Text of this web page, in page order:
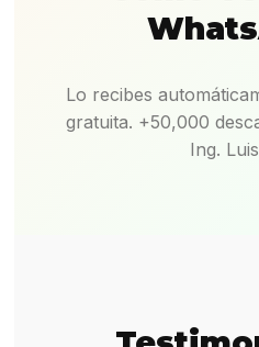
Lo recibes
gratuita. +50,000
Ing.